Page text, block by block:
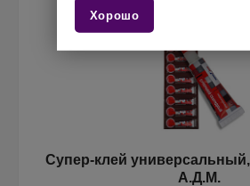
Супер-клей универсальный,
А.Д.М.
Хорошо